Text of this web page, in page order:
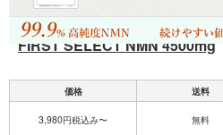
FIRST SELECT NMN 4500mg
価格 送料
3,980円税込み〜 無料